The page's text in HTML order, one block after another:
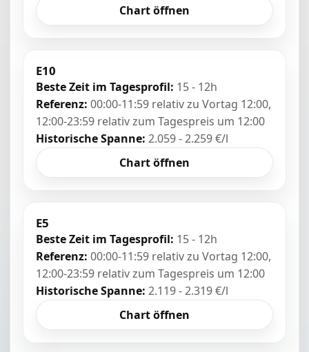
Chart öffnen
E10
Beste Zeit im Tagesprofil: 15 - 12h
Referenz: 00:00-11:59 relativ zu Vortag 12:00,
12:00-23:59 relativ zum Tagespreis um 12:00
Historische Spanne: 2.059 - 2.259 €/l
Chart öffnen
E5
Beste Zeit im Tagesprofil: 15 - 12h
Referenz: 00:00-11:59 relativ zu Vortag 12:00,
12:00-23:59 relativ zum Tagespreis um 12:00
Historische Spanne: 2.119 - 2.319 €/l
Chart öffnen